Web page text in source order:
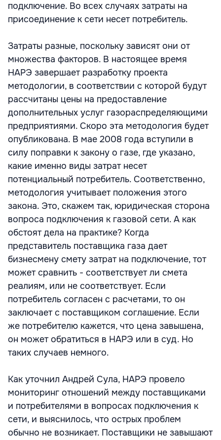
подключение. Во всех случаях затраты на
присоединение к сети несет потребитель.
Затраты разные, поскольку зависят они от
множества факторов. В настоящее время
НАРЭ завершает разработку проекта
методологии, в соответствии с которой будут
рассчитаны цены на предоставление
дополнительных услуг газораспределяющими
предприятиями. Скоро эта методология будет
опубликована. В мае 2008 года вступили в
силу поправки к закону о газе, где указано,
какие именно виды затрат несет
потенциальный потребитель. Соответственно,
методология учитывает положения этого
закона. Это, скажем так, юридическая сторона
вопроса подключения к газовой сети. А как
обстоят дела на практике? Когда
представитель поставщика газа дает
бизнесмену смету затрат на подключение, тот
может сравнить - соответствует ли смета
реалиям, или не соответствует. Если
потребитель согласен с расчетами, то он
заключает с поставщиком соглашение. Если
же потребителю кажется, что цена завышена,
он может обратиться в НАРЭ или в суд. Но
таких случаев немного.
Как уточнил Андрей Сула, НАРЭ провело
мониторинг отношений между поставщиками
и потребителями в вопросах подключения к
сети, и выяснилось, что острых проблем
обычно не возникает. Поставщики не завышают